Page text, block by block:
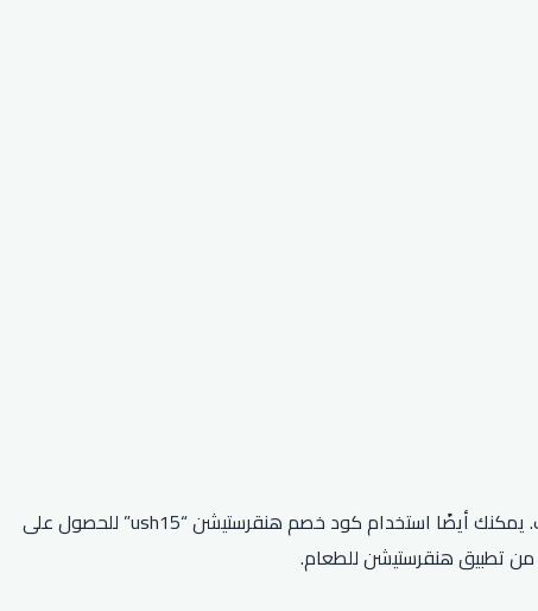
بصفتك مستخدمًا جديدًا لـ Hungerstation، يمكنك استخدام الرمز الترويجي “2MKRQRQ” لتلقي 20 ريالًا في محفظتك بعد 8 ساعات من الطلب. يمكنك أيضًا استخدام كود خصم هنقرستيشن “ush15” للحصول على